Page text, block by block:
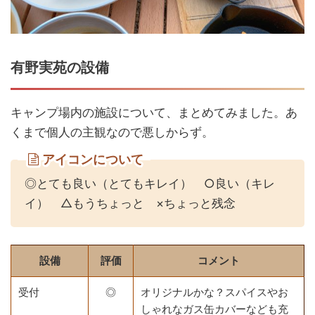
有野実苑の設備
キャンプ場内の施設について、まとめてみました。あ
くまで個人の主観なので悪しからず。
アイコンについて
◎とても良い（とてもキレイ） ○良い（キレ
イ） △もうちょっと ×ちょっと残念
設備 評価 コメント
受付 ◎
オリジナルかな？スパイスやお
しゃれなガス缶カバーなども充